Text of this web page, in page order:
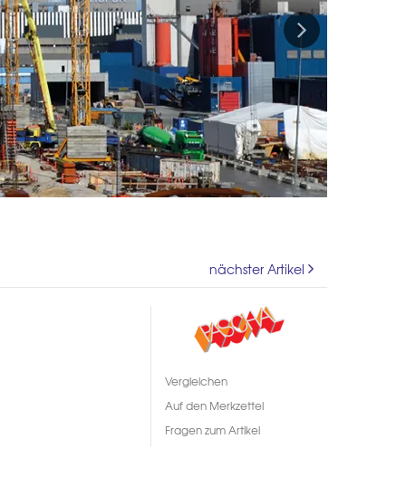
Next
nächster Artikel
Vergleichen
Auf den Merkzettel
Fragen zum Artikel